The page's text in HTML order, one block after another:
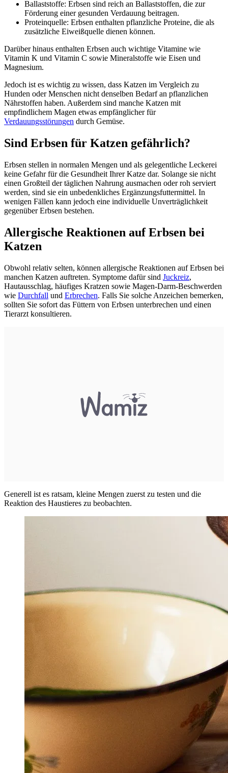
Ballaststoffe: Erbsen sind reich an Ballaststoffen, die zur
Förderung einer gesunden Verdauung beitragen.
Proteinquelle: Erbsen enthalten pflanzliche Proteine, die als
zusätzliche Eiweißquelle dienen können.
Darüber hinaus enthalten Erbsen auch wichtige Vitamine wie
Vitamin K und Vitamin C sowie Mineralstoffe wie Eisen und
Magnesium.
Jedoch ist es wichtig zu wissen, dass Katzen im Vergleich zu
Hunden oder Menschen nicht denselben Bedarf an pflanzlichen
Nährstoffen haben. Außerdem sind manche Katzen mit
empfindlichem Magen etwas empfänglicher für
Verdauungsstörungen durch Gemüse.
Sind Erbsen für Katzen gefährlich?
Erbsen stellen in normalen Mengen und als gelegentliche Leckerei
keine Gefahr für die Gesundheit Ihrer Katze dar. Solange sie nicht
einen Großteil der täglichen Nahrung ausmachen oder roh serviert
werden, sind sie ein unbedenkliches Ergänzungsfuttermittel. In
wenigen Fällen kann jedoch eine individuelle Unverträglichkeit
gegenüber Erbsen bestehen.
Allergische Reaktionen auf Erbsen bei
Katzen
Obwohl relativ selten, können allergische Reaktionen auf Erbsen bei
manchen Katzen auftreten. Symptome dafür sind Juckreiz,
Hautausschlag, häufiges Kratzen sowie Magen-Darm-Beschwerden
wie Durchfall und Erbrechen. Falls Sie solche Anzeichen bemerken,
sollten Sie sofort das Füttern von Erbsen unterbrechen und einen
Tierarzt konsultieren.
Generell ist es ratsam, kleine Mengen zuerst zu testen und die
Reaktion des Haustieres zu beobachten.